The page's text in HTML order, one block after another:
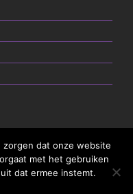
zorgen dat onze website
met het gebruiken
dat ermee instemt.